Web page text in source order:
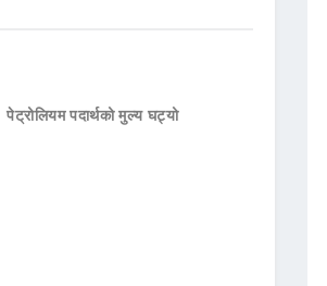
पेट्रोलियम पदार्थको मुल्य घट्यो